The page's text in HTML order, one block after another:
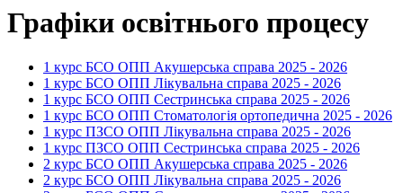
Графіки освітнього процесу
1 курс БСО ОПП Акушерська справа 2025 - 2026
1 курс БСО ОПП Лікувальна справа 2025 - 2026
1 курс БСО ОПП Сестринська справа 2025 - 2026
1 курс БСО ОПП Стоматологія ортопедична 2025 - 2026
1 курс ПЗСО ОПП Лікувальна справа 2025 - 2026
1 курс ПЗСО ОПП Сестринська справа 2025 - 2026
2 курс БСО ОПП Акушерська справа 2025 - 2026
2 курс БСО ОПП Лікувальна справа 2025 - 2026